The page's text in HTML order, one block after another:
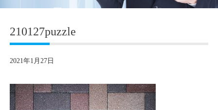
210127puzzle
2021年1月27日